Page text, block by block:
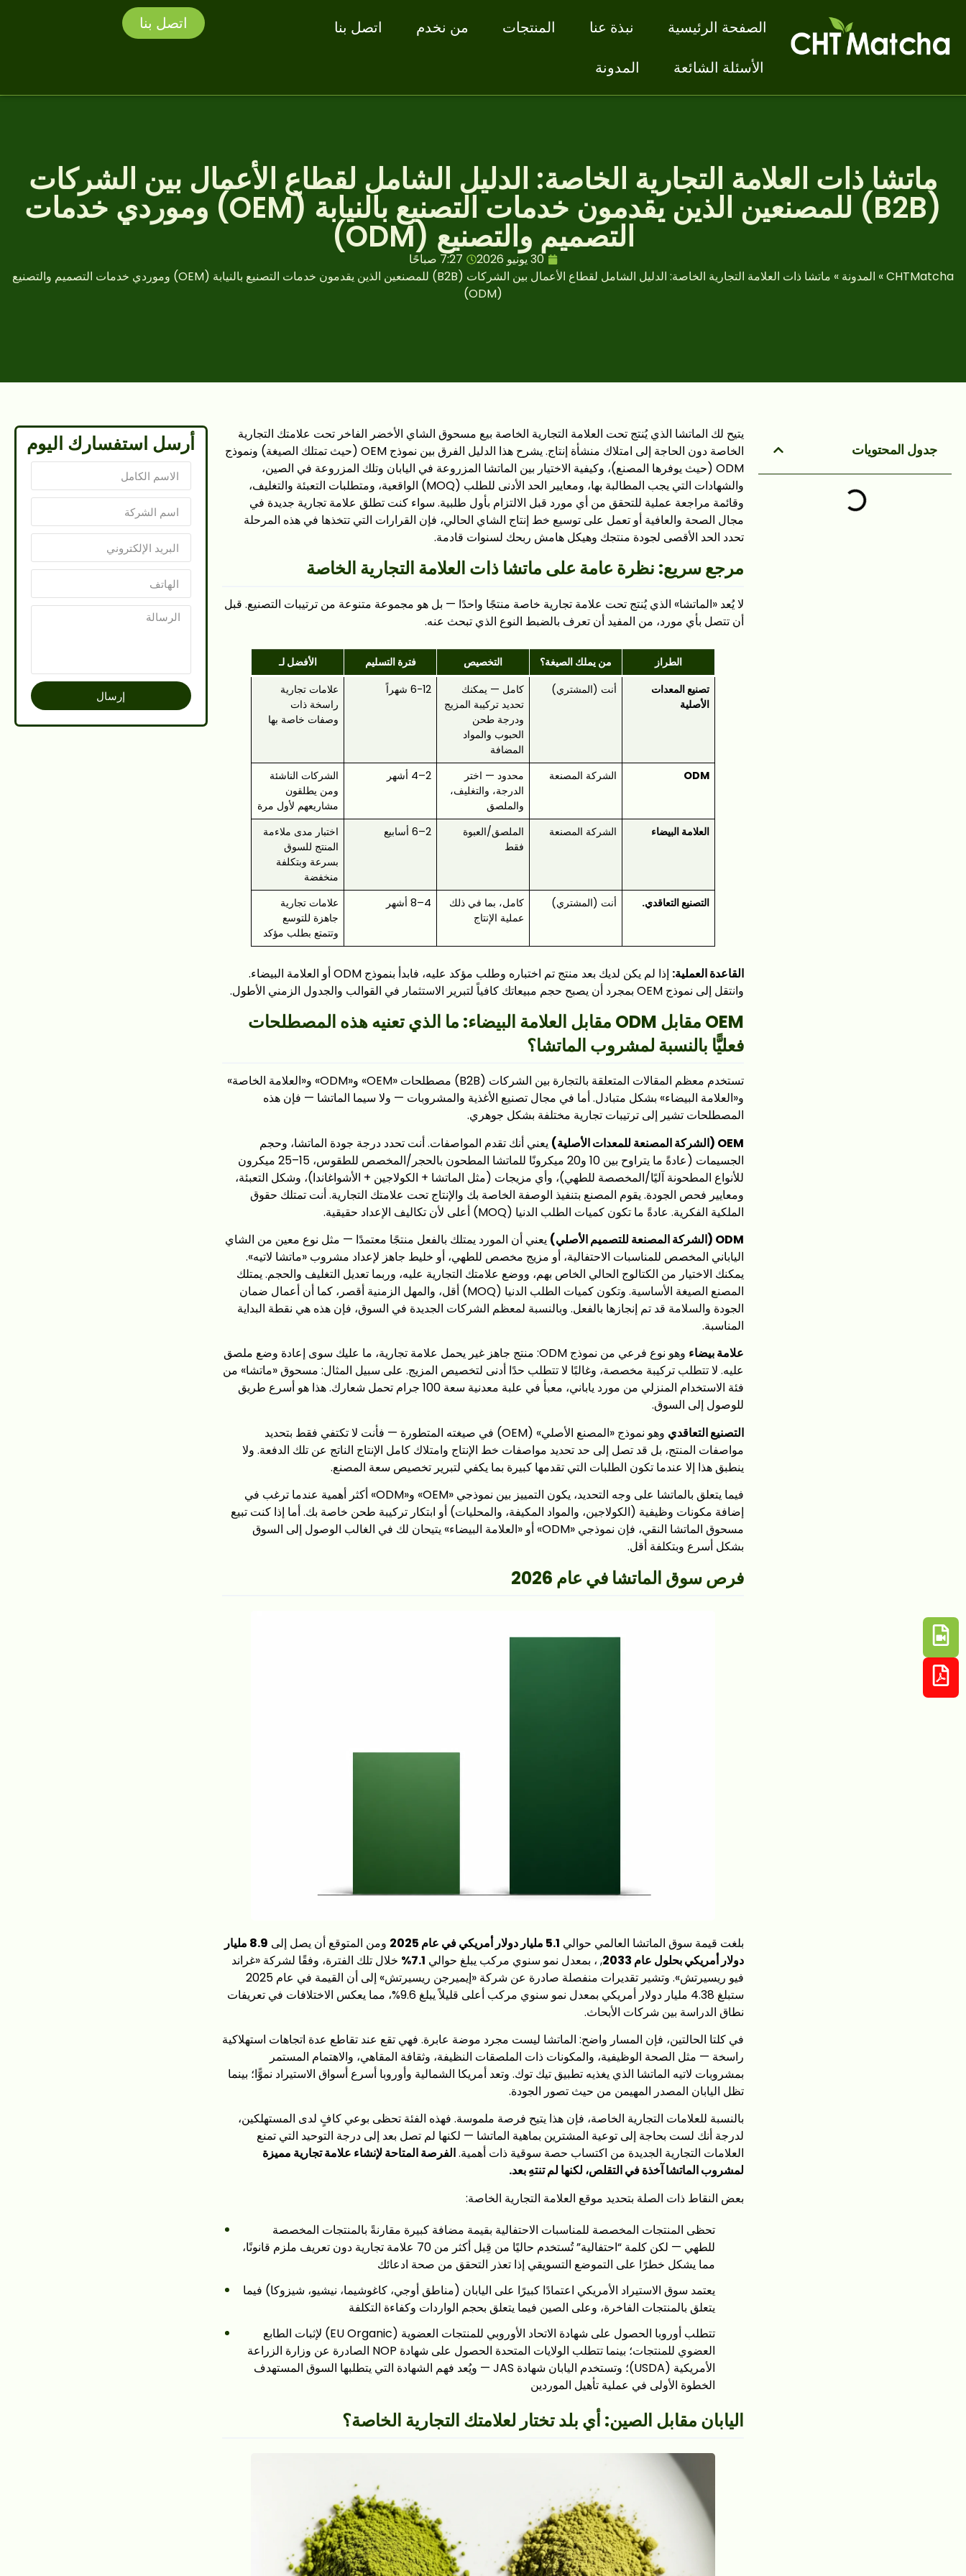
الصفحة الرئيسية نبذة عنا المنتجات من نخدم
اتصل بنا
الأسئلة الشائعة
المدونة
اتصل بنا
ماتشا ذات العلامة التجارية الخاصة: الدليل الشامل لقطاع الأعمال بين الشركات
(B2B) للمصنعين الذين يقدمون خدمات التصنيع بالنيابة (OEM) وموردي خدمات
التصميم والتصنيع (ODM)
30 يونيو 2026
7:27 صباحًا
CHTMatcha
» المدونة »
ماتشا ذات العلامة التجارية الخاصة: الدليل الشامل لقطاع الأعمال بين الشركات (B2B) للمصنعين الذين يقدمون خدمات التصنيع بالنيابة (OEM) وموردي خدمات التصميم والتصنيع
(ODM)
جدول المحتويات
يتيح لك الماتشا الذي يُنتج تحت العلامة التجارية الخاصة بيع مسحوق الشاي الأخضر الفاخر تحت علامتك التجارية
الخاصة دون الحاجة إلى امتلاك منشأة إنتاج. يشرح هذا الدليل الفرق بين نموذج OEM (حيث تمتلك الصيغة) ونموذج
ODM (حيث يوفرها المصنع)، وكيفية الاختيار بين الماتشا المزروعة في اليابان وتلك المزروعة في الصين،
والشهادات التي يجب المطالبة بها، ومعايير الحد الأدنى للطلب (MOQ) الواقعية، ومتطلبات التعبئة والتغليف،
وقائمة مراجعة عملية للتحقق من أي مورد قبل الالتزام بأول طلبية. سواء كنت تطلق علامة تجارية جديدة في
مجال الصحة والعافية أو تعمل على توسيع خط إنتاج الشاي الحالي، فإن القرارات التي تتخذها في هذه المرحلة
تحدد الحد الأقصى لجودة منتجك وهيكل هامش ربحك لسنوات قادمة.
مرجع سريع: نظرة عامة على ماتشا ذات العلامة التجارية الخاصة
لا يُعد «الماتشا» الذي يُنتج تحت علامة تجارية خاصة منتجًا واحدًا — بل هو مجموعة متنوعة من ترتيبات التصنيع. قبل
أن تتصل بأي مورد، من المفيد أن تعرف بالضبط النوع الذي تبحث عنه.
الطراز من يملك الصيغة؟ التخصيص فترة التسليم
الأفضل لـ
تصنيع المعدات
الأصلية
أنت (المشتري)
كامل — يمكنك
تحديد تركيبة المزيج
ودرجة طحن
الحبوب والمواد
المضافة
6-12 شهراً
علامات تجارية
راسخة ذات
وصفات خاصة بها
ODM الشركة المصنعة
محدود — اختر
الدرجة، والتغليف،
والملصق
2–4 أشهر
الشركات الناشئة
ومن يطلقون
مشاريعهم لأول مرة
العلامة البيضاء
الشركة المصنعة
الملصق/العبوة
فقط
2–6 أسابيع
اختبار مدى ملاءمة
المنتج للسوق
بسرعة وبتكلفة
منخفضة
التصنيع التعاقدي.
أنت (المشتري)
كامل، بما في ذلك
عملية الإنتاج
4–8 أشهر
علامات تجارية
جاهزة للتوسع
وتتمتع بطلب مؤكد
القاعدة العملية:
إذا لم يكن لديك بعد منتج تم اختباره وطلب مؤكد عليه، فابدأ بنموذج ODM أو العلامة البيضاء.
وانتقل إلى نموذج OEM بمجرد أن يصبح حجم مبيعاتك كافياً لتبرير الاستثمار في القوالب والجدول الزمني الأطول.
OEM مقابل ODM مقابل العلامة البيضاء: ما الذي تعنيه هذه المصطلحات
فعليًّا بالنسبة لمشروب الماتشا؟
تستخدم معظم المقالات المتعلقة بالتجارة بين الشركات (B2B) مصطلحات «OEM» و«ODM» و«العلامة الخاصة»
و«العلامة البيضاء» بشكل متبادل. أما في مجال تصنيع الأغذية والمشروبات — ولا سيما الماتشا — فإن هذه
المصطلحات تشير إلى ترتيبات تجارية مختلفة بشكل جوهري.
OEM (الشركة المصنعة للمعدات الأصلية)
يعني أنك تقدم المواصفات. أنت تحدد درجة جودة الماتشا، وحجم
الجسيمات (عادةً ما يتراوح بين 10 و20 ميكرونًا للماتشا المطحون بالحجر/المخصص للطقوس، 15–25 ميكرون
للأنواع المطحونة آليًا/المخصصة للطهي)، وأي مزيجات (مثل الماتشا + الكولاجين + الأشواغاندا)، وشكل التعبئة،
ومعايير فحص الجودة. يقوم المصنع بتنفيذ الوصفة الخاصة بك والإنتاج تحت علامتك التجارية. أنت تمتلك حقوق
الملكية الفكرية. عادةً ما تكون كميات الطلب الدنيا (MOQ) أعلى لأن تكاليف الإعداد حقيقية.
ODM (الشركة المصنعة للتصميم الأصلي)
يعني أن المورد يمتلك بالفعل منتجًا معتمدًا — مثل نوع معين من الشاي
الياباني المخصص للمناسبات الاحتفالية، أو مزيج مخصص للطهي، أو خليط جاهز لإعداد مشروب «ماتشا لاتيه».
يمكنك الاختيار من الكتالوج الحالي الخاص بهم، ووضع علامتك التجارية عليه، وربما تعديل التغليف والحجم. يمتلك
المصنع الصيغة الأساسية. وتكون كميات الطلب الدنيا (MOQ) أقل، والمهل الزمنية أقصر، كما أن أعمال ضمان
الجودة والسلامة قد تم إنجازها بالفعل. وبالنسبة لمعظم الشركات الجديدة في السوق، فإن هذه هي نقطة البداية
المناسبة.
علامة بيضاء
وهو نوع فرعي من نموذج ODM: منتج جاهز غير يحمل علامة تجارية، ما عليك سوى إعادة وضع ملصق
عليه. لا تتطلب تركيبة مخصصة، وغالبًا لا تتطلب حدًا أدنى لتخصيص المزيج. على سبيل المثال: مسحوق «ماتشا» من
فئة الاستخدام المنزلي من مورد ياباني، معبأ في علبة معدنية سعة 100 جرام تحمل شعارك. هذا هو أسرع طريق
للوصول إلى السوق.
التصنيع التعاقدي
وهو نموذج «المصنع الأصلي» (OEM) في صيغته المتطورة — فأنت لا تكتفي فقط بتحديد
مواصفات المنتج، بل قد تصل إلى حد تحديد مواصفات خط الإنتاج وامتلاك كامل الإنتاج الناتج عن تلك الدفعة. ولا
ينطبق هذا إلا عندما تكون الطلبات التي تقدمها كبيرة بما يكفي لتبرير تخصيص سعة المصنع.
فيما يتعلق بالماتشا على وجه التحديد، يكون التمييز بين نموذجي «OEM» و«ODM» أكثر أهمية عندما ترغب في
إضافة مكونات وظيفية (الكولاجين، والمواد المكيفة، والمحليات) أو ابتكار تركيبة طحن خاصة بك. أما إذا كنت تبيع
مسحوق الماتشا النقي، فإن نموذجي «ODM» أو «العلامة البيضاء» يتيحان لك في الغالب الوصول إلى السوق
بشكل أسرع وبتكلفة أقل.
فرص سوق الماتشا في عام 2026
بلغت قيمة سوق الماتشا العالمي حوالي 5.1 مليار دولار أمريكي في عام 2025 ومن المتوقع أن يصل إلى
8.9 مليار
دولار أمريكي بحلول عام 2033
, ، بمعدل نمو سنوي مركب يبلغ حوالي 7.1%
خلال تلك الفترة، وفقًا لشركة «غراند
فيو ريسيرتش». وتشير تقديرات منفصلة صادرة عن شركة «إيميرجن ريسيرتش» إلى أن القيمة في عام 2025
ستبلغ 4.38 مليار دولار أمريكي بمعدل نمو سنوي مركب أعلى قليلاً يبلغ 9.6%، مما يعكس الاختلافات في تعريفات
نطاق الدراسة بين شركات الأبحاث.
في كلتا الحالتين، فإن المسار واضح: الماتشا ليست مجرد موضة عابرة. فهي تقع عند تقاطع عدة اتجاهات استهلاكية
راسخة — مثل الصحة الوظيفية، والمكونات ذات الملصقات النظيفة، وثقافة المقاهي، والاهتمام المستمر
بمشروبات لاتيه الماتشا الذي يغذيه تطبيق تيك توك. وتعد أمريكا الشمالية وأوروبا أسرع أسواق الاستيراد نموًّا؛ بينما
تظل اليابان المصدر المهيمن من حيث تصور الجودة.
بالنسبة للعلامات التجارية الخاصة، فإن هذا يتيح فرصة ملموسة. فهذه الفئة تحظى بوعي كافٍ لدى المستهلكين،
لدرجة أنك لست بحاجة إلى توعية المشترين بماهية الماتشا — لكنها لم تصل بعد إلى درجة التوحيد التي تمنع
العلامات التجارية الجديدة من اكتساب حصة سوقية ذات أهمية.الفرصة المتاحة لإنشاء علامة تجارية مميزة
لمشروب الماتشا آخذة في التقلص، لكنها لم تنتهِ بعد.
بعض النقاط ذات الصلة بتحديد موقع العلامة التجارية الخاصة:
تحظى المنتجات المخصصة للمناسبات الاحتفالية بقيمة مضافة كبيرة مقارنةً بالمنتجات المخصصة
للطهي — لكن كلمة “احتفالية” تُستخدم حاليًا من قِبل أكثر من 70 علامة تجارية دون تعريف ملزم قانونًا،
مما يشكل خطرًا على التموضع التسويقي إذا تعذر التحقق من صحة ادعائك
يعتمد سوق الاستيراد الأمريكي اعتمادًا كبيرًا على اليابان (مناطق أوجي، كاغوشيما، نيشيو، شيزوكا) فيما
يتعلق بالمنتجات الفاخرة، وعلى الصين فيما يتعلق بحجم الواردات وكفاءة التكلفة
تتطلب أوروبا الحصول على شهادة الاتحاد الأوروبي للمنتجات العضوية (EU Organic) لإثبات الطابع
العضوي للمنتجات؛ بينما تتطلب الولايات المتحدة الحصول على شهادة NOP الصادرة عن وزارة الزراعة
الأمريكية (USDA)؛ وتستخدم اليابان شهادة JAS — ويُعد فهم الشهادة التي يتطلبها السوق المستهدف
الخطوة الأولى في عملية تأهيل الموردين
اليابان مقابل الصين: أي بلد تختار لعلامتك التجارية الخاصة؟
أرسل استفسارك اليوم
إرسال